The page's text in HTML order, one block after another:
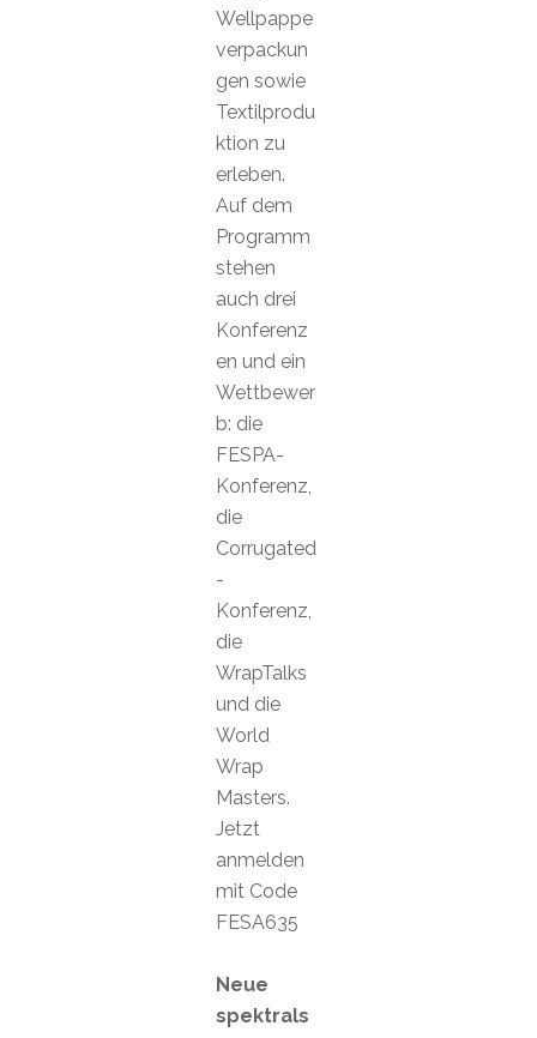
Wellpappe
verpackun
gen sowie
Textilprodu
ktion zu
erleben.
Auf dem
Programm
stehen
auch drei
Konferenz
en und ein
Wettbewer
b: die
FESPA-
Konferenz,
die
Corrugated
-
Konferenz,
die
WrapTalks
und die
World
Wrap
Masters.
Jetzt
anmelden
mit Code
FESA635
Neue
spektrals